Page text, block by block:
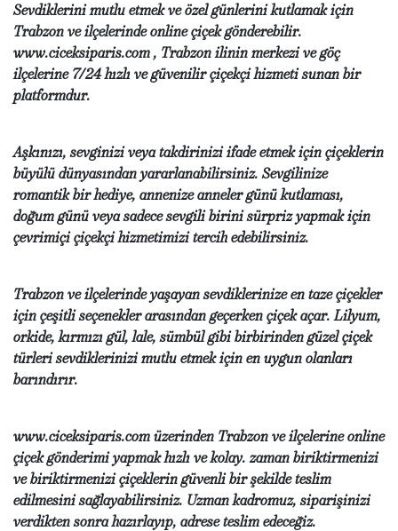
Sevdiklerini mutlu etmek ve özel günlerini kutlamak için
Trabzon ve ilçelerinde online çiçek gönderebilir.
www.ciceksiparis.com , Trabzon ilinin merkezi ve göç
ilçelerine 7/24 hızlı ve güvenilir çiçekçi hizmeti sunan bir
platformdur.
Aşkınızı, sevginizi veya takdirinizi ifade etmek için çiçeklerin
büyülü dünyasından yararlanabilirsiniz. Sevgilinize
romantik bir hediye, annenize anneler günü kutlaması,
doğum günü veya sadece sevgili birini sürpriz yapmak için
çevrimiçi çiçekçi hizmetimizi tercih edebilirsiniz.
Trabzon ve ilçelerinde yaşayan sevdiklerinize en taze çiçekler
için çeşitli seçenekler arasından geçerken çiçek açar. Lilyum,
orkide, kırmızı gül, lale, sümbül gibi birbirinden güzel çiçek
türleri sevdiklerinizi mutlu etmek için en uygun olanları
barındırır.
www.ciceksiparis.com üzerinden Trabzon ve ilçelerine online
çiçek gönderimi yapmak hızlı ve kolay. zaman biriktirmenizi
ve biriktirmenizi çiçeklerin güvenli bir şekilde teslim
edilmesini sağlayabilirsiniz. Uzman kadromuz, siparişinizi
verdikten sonra hazırlayıp, adrese teslim edeceğiz.